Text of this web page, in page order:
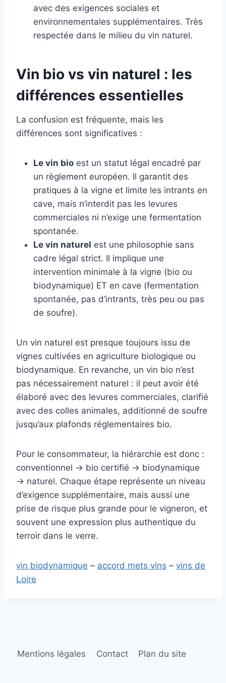
avec des exigences sociales et
environnementales supplémentaires. Très
respectée dans le milieu du vin naturel.
Vin bio vs vin naturel : les
différences essentielles
La confusion est fréquente, mais les
différences sont significatives :
Le vin bio est un statut légal encadré par
un règlement européen. Il garantit des
pratiques à la vigne et limite les intrants en
cave, mais n’interdit pas les levures
commerciales ni n’exige une fermentation
spontanée.
Le vin naturel est une philosophie sans
cadre légal strict. Il implique une
intervention minimale à la vigne (bio ou
biodynamique) ET en cave (fermentation
spontanée, pas d’intrants, très peu ou pas
de soufre).
Un vin naturel est presque toujours issu de
vignes cultivées en agriculture biologique ou
biodynamique. En revanche, un vin bio n’est
pas nécessairement naturel : il peut avoir été
élaboré avec des levures commerciales, clarifié
avec des colles animales, additionné de soufre
jusqu’aux plafonds réglementaires bio.
Pour le consommateur, la hiérarchie est donc :
conventionnel → bio certifié → biodynamique
→ naturel. Chaque étape représente un niveau
d’exigence supplémentaire, mais aussi une
prise de risque plus grande pour le vigneron, et
souvent une expression plus authentique du
terroir dans le verre.
vin biodynamique – accord mets vins – vins de
Loire
Mentions légales Contact Plan du site